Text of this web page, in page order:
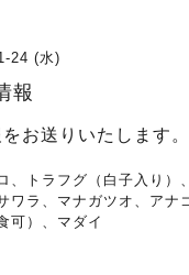
24 (水)
報
お送りいたします。
、トラフグ（白子入り）
ワラ、マナガツオ、アナ
可）、マダイ